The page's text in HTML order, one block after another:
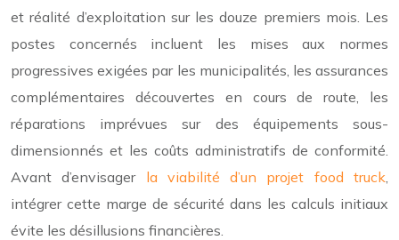
et réalité d’exploitation sur les douze premiers mois. Les
postes concernés incluent les mises aux normes
progressives exigées par les municipalités, les assurances
complémentaires découvertes en cours de route, les
réparations imprévues sur des équipements sous-
dimensionnés et les coûts administratifs de conformité.
Avant d’envisager la viabilité d’un projet food truck
intégrer cette marge de sécurité dans les calculs initiaux
évite les désillusions financières.